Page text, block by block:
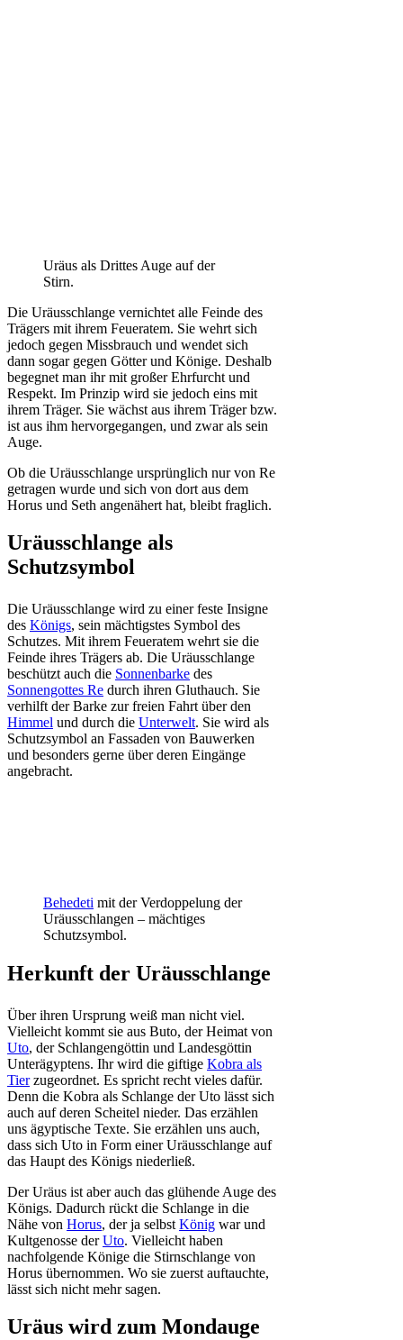
Uräus als Drittes Auge auf der
Stirn.
Die Uräusschlange vernichtet alle Feinde des
Trägers mit ihrem Feueratem. Sie wehrt sich
jedoch gegen Missbrauch und wendet sich
dann sogar gegen Götter und Könige. Deshalb
begegnet man ihr mit großer Ehrfurcht und
Respekt. Im Prinzip wird sie jedoch eins mit
ihrem Träger. Sie wächst aus ihrem Träger bzw.
ist aus ihm hervorgegangen, und zwar als sein
Auge.
Ob die Uräusschlange ursprünglich nur von Re
getragen wurde und sich von dort aus dem
Horus und Seth angenähert hat, bleibt fraglich.
Uräusschlange als
Schutzsymbol
Die Uräusschlange wird zu einer feste Insigne
des Königs, sein mächtigstes Symbol des
Schutzes. Mit ihrem Feueratem wehrt sie die
Feinde ihres Trägers ab. Die Uräusschlange
beschützt auch die Sonnenbarke des
Sonnengottes Re durch ihren Gluthauch. Sie
verhilft der Barke zur freien Fahrt über den
Himmel und durch die Unterwelt. Sie wird als
Schutzsymbol an Fassaden von Bauwerken
und besonders gerne über deren Eingänge
angebracht.
Behedeti mit der Verdoppelung der
Uräusschlangen – mächtiges
Schutzsymbol.
Herkunft der Uräusschlange
Über ihren Ursprung weiß man nicht viel.
Vielleicht kommt sie aus Buto, der Heimat von
Uto, der Schlangengöttin und Landesgöttin
Unterägyptens. Ihr wird die giftige Kobra als
Tierzugeordnet. Es spricht recht vieles dafür.
Denn die Kobra als Schlange der Uto lässt sich
auch auf deren Scheitel nieder. Das erzählen
uns ägyptische Texte. Sie erzählen uns auch,
dass sich Uto in Form einer Uräusschlange auf
das Haupt des Königs niederließ.
Der Uräus ist aber auch das glühende Auge des
Königs. Dadurch rückt die Schlange in die
Nähe von Horus, der ja selbst König war und
Kultgenosse derUto. Vielleicht haben
nachfolgende Könige die Stirnschlange von
Horus übernommen. Wo sie zuerst auftauchte,
lässt sich nicht mehr sagen.
Uräus wird zum Mondauge